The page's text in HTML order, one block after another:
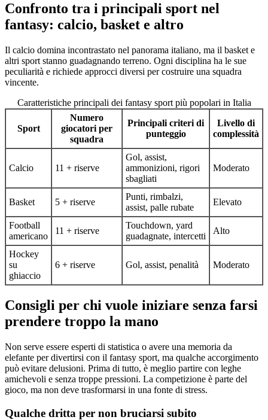
Confronto tra i principali sport nel
fantasy: calcio, basket e altro
Il calcio domina incontrastato nel panorama italiano, ma il basket e
altri sport stanno guadagnando terreno. Ogni disciplina ha le sue
peculiarità e richiede approcci diversi per costruire una squadra
vincente.
Caratteristiche principali dei fantasy sport più popolari in Italia
Sport
Numero
giocatori per
squadra
Principali criteri di
punteggio
Livello di
complessità
Calcio 11 + riserve
Gol, assist,
ammonizioni, rigori
sbagliati
Moderato
Basket 5 + riserve
Punti, rimbalzi,
assist, palle rubate
Elevato
Football
americano
11 + riserve
Touchdown, yard
guadagnate, intercetti
Alto
Hockey
su
ghiaccio
6 + riserve Gol, assist, penalità Moderato
Consigli per chi vuole iniziare senza farsi
prendere troppo la mano
Non serve essere esperti di statistica o avere una memoria da
elefante per divertirsi con il fantasy sport, ma qualche accorgimento
può evitare delusioni. Prima di tutto, è meglio partire con leghe
amichevoli e senza troppe pressioni. La competizione è parte del
gioco, ma non deve trasformarsi in una fonte di stress.
Qualche dritta per non bruciarsi subito